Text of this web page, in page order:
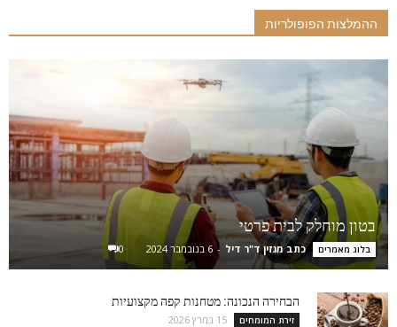
ההמלצות הפופולריות
בטון מוחלק לבית פרטי
בלוג מאמרים כתב מגזין ד"ר דיל - 6 בנובמבר 2024 0
הבחירה הנכונה: מטחנות קפה מקצועיות
זירת המומחים 15 במרץ 2026